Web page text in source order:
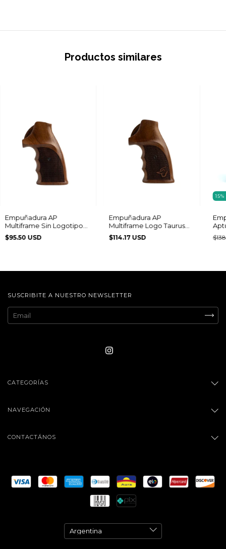
Productos similares
Empuñadura AP
Multiframe Sin Logotipo
Pirámide
$95.50 USD
Empuñadura AP
Multiframe Logo Taurus
Pirámide
$114.17 USD
15%
SUSCRIBITE A NUESTRO NEWSLETTER
CATEGORÍAS
NAVEGACIÓN
CONTACTÁNOS